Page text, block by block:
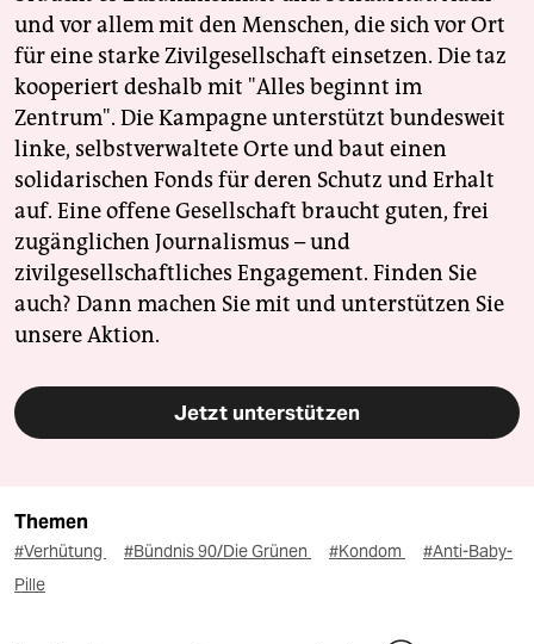
und vor allem mit den Menschen, die sich vor Ort
für eine starke Zivilgesellschaft einsetzen. Die taz
kooperiert deshalb mit "Alles beginnt im
Zentrum". Die Kampagne unterstützt bundesweit
linke, selbstverwaltete Orte und baut einen
solidarischen Fonds für deren Schutz und Erhalt
auf. Eine offene Gesellschaft braucht guten, frei
zugänglichen Journalismus – und
zivilgesellschaftliches Engagement. Finden Sie
auch? Dann machen Sie mit und unterstützen Sie
unsere Aktion.
Jetzt unterstützen
Themen
#Verhütung #Bündnis 90/Die Grünen #Kondom
#Anti-Baby-
Pille